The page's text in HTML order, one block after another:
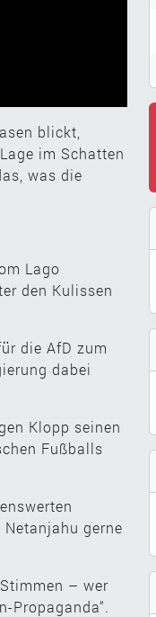
blickt,
im Schatten
was die
Lago
den Kulissen
die AfD zum
dabei
Klopp seinen
Fußballs
gerne
– wer
Propaganda“.